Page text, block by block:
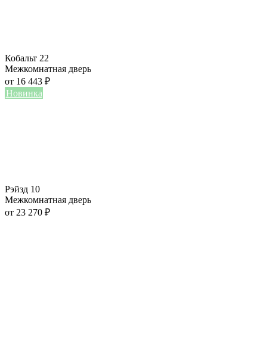
Кобальт 22
Межкомнатная дверь
от 16 443 ₽
Новинка
Рэйзд 10
Межкомнатная дверь
от 23 270 ₽